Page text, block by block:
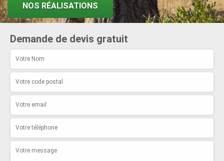
NOS RÉALISATIONS
Demande de devis gratuit